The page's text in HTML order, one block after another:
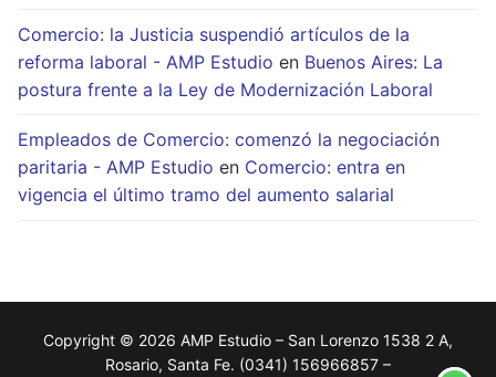
Comercio: la Justicia suspendió artículos de la
reforma laboral - AMP Estudio en Buenos Aires: La
postura frente a la Ley de Modernización Laboral
Empleados de Comercio: comenzó la negociación
paritaria - AMP Estudio en Comercio: entra en
vigencia el último tramo del aumento salarial
Copyright © 2026 AMP Estudio – San Lorenzo 1538 2 A,
Rosario, Santa Fe. (0341) 156966857 –